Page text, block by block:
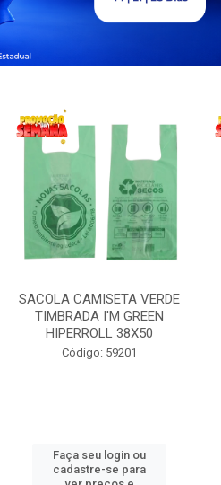
SACOLA CAMISETA VERDE
TIMBRADA I'M GREEN
HIPERROLL 38X50
Código: 59201
Faça seu login ou
cadastre-se para